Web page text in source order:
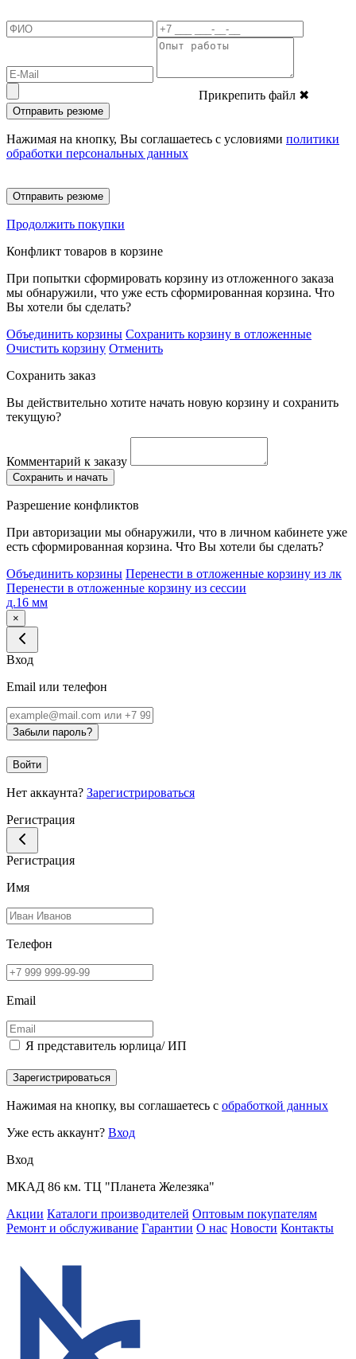
Прикрепить файл ✖
Отправить резюме
Нажимая на кнопку, Вы соглашаетесь с условиями политики
обработки персональных данных
Отправить резюме
Продолжить покупки
Конфликт товаров в корзине
При попытки сформировать корзину из отложенного заказа
мы обнаружили, что уже есть сформированная корзина. Что
Вы хотели бы сделать?
Объединить корзины Сохранить корзину в отложенные
Очистить корзину Отменить
Сохранить заказ
Вы действительно хотите начать новую корзину и сохранить
текущую?
Комментарий к заказу
Сохранить и начать
Разрешение конфликтов
При авторизации мы обнаружили, что в личном кабинете уже
есть сформированная корзина. Что Вы хотели бы сделать?
Объединить корзины Перенести в отложенные корзину из лк
Перенести в отложенные корзину из сессии
д.16 мм
×
Вход
Email или телефон
Забыли пароль?
Войти
Нет аккаунта? Зарегистрироваться
Регистрация
Регистрация
Имя
Телефон
Email
Я представитель юрлица/ ИП
Зарегистрироваться
Нажимая на кнопку, вы соглашаетесь с обработкой данных
Уже есть аккаунт? Вход
Вход
МКАД 86 км. ТЦ "Планета Железяка"
Акции Каталоги производителей Оптовым покупателям
Ремонт и обслуживание Гарантии О нас Новости Контакты